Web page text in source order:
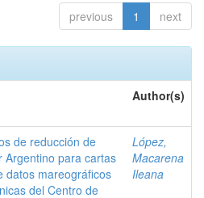
previous 1 next
Author(s)
de reducción de
Argentino para cartas
datos mareográficos
del Centro de
López,
Macarena
Ileana